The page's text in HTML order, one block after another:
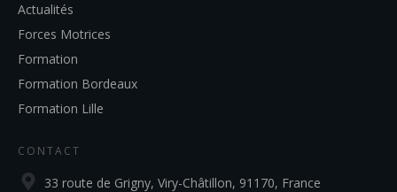
Actualités
Forces Motrices
Formation
Formation Bordeaux
Formation Lille
CONTACT
33 route de Grigny, Viry-Châtillon, 91170, France